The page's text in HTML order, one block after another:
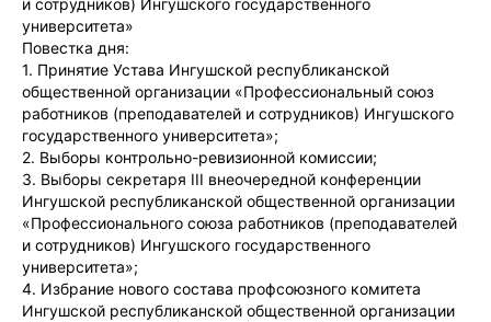
и сотрудников) Ингушского государственного
университета»
Повестка дня:
1. Принятие Устава Ингушской республиканской
общественной организации «Профессиональный союз
работников (преподавателей и сотрудников) Ингушского
государственного университета»;
2. Выборы контрольно-ревизионной комиссии;
3. Выборы секретаря III внеочередной конференции
Ингушской республиканской общественной организации
«Профессионального союза работников (преподавателей
и сотрудников) Ингушского государственного
университета»;
4. Избрание нового состава профсоюзного комитета
Ингушской республиканской общественной организации